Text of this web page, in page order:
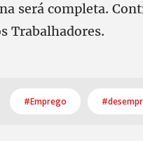
será completa.
Trabalhadores.
#Emprego